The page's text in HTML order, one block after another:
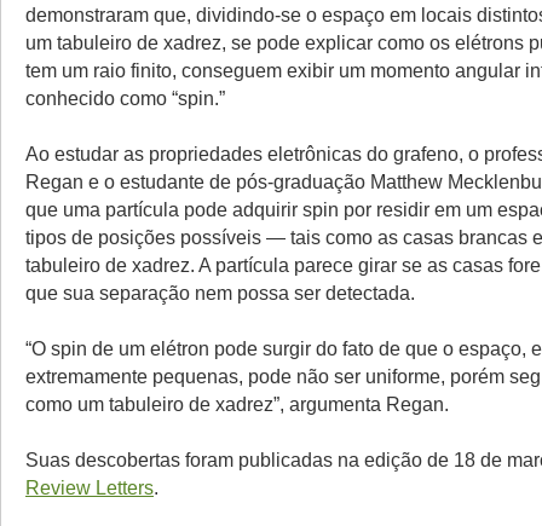
demonstraram que, dividindo-se o espaço em locais
um tabuleiro de xadrez, se pode explicar como os elétrons
tem um raio finito, conseguem exibir um momento angular
conhecido como “spin.”
Ao estudar as propriedades eletrônicas do grafeno, o
Regan e o estudante de pós-graduação Matthew
que uma partícula pode adquirir spin por residir em um
tipos de posições possíveis — tais como as casas brancas
tabuleiro de xadrez. A partícula parece girar se as casas
que sua separação nem possa ser detectada.
“O spin de um elétron pode surgir do fato de que o espaço,
extremamente pequenas, pode não ser uniforme, porém
como um tabuleiro de xadrez”, argumenta Regan.
Suas descobertas foram publicadas na edição de 18 de
Review Letters.